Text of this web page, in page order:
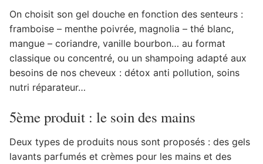
On choisit son gel douche en fonction des senteurs :
framboise – menthe poivrée, magnolia – thé blanc,
mangue – coriandre, vanille bourbon… au format
classique ou concentré, ou un shampoing adapté aux
besoins de nos cheveux : détox anti pollution, soins
nutri réparateur…
5ème produit : le soin des mains
Deux types de produits nous sont proposés : des gels
lavants parfumés et crèmes pour les mains et des